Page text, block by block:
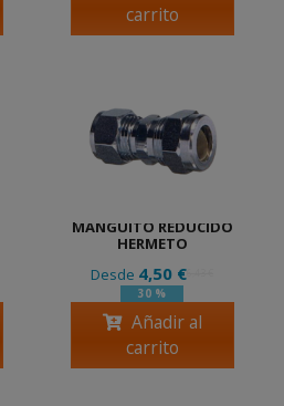
carrito
MANGUITO REDUCIDO
HERMETO
Desde 4,50 €
30 %
Añadir al
carrito